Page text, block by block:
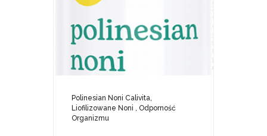
Polinesian Noni Calivita,
Liofilizowane Noni , Odporność
Organizmu